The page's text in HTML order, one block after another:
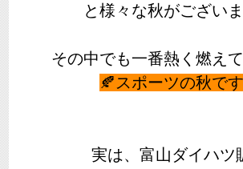
と様々な秋がござい
その中でも一番熱く燃え
🍂スポーツの秋で
実は、富山ダイハツ